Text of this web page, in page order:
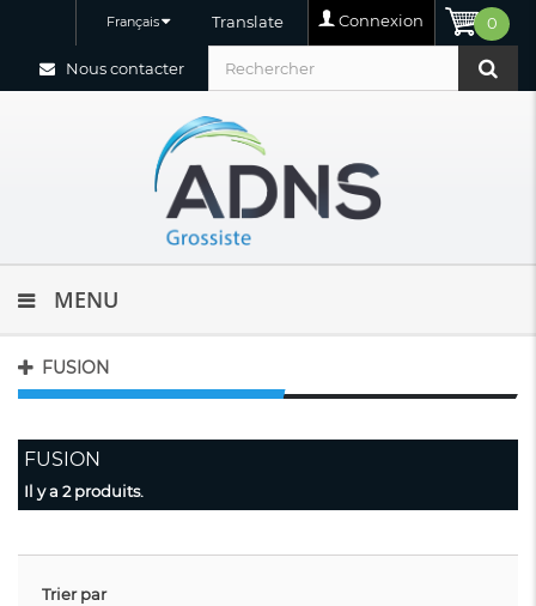
0
Connexion
Translate
Français
Nous contacter
MENU
FUSION
FUSION
Il y a 2 produits.
Trier par